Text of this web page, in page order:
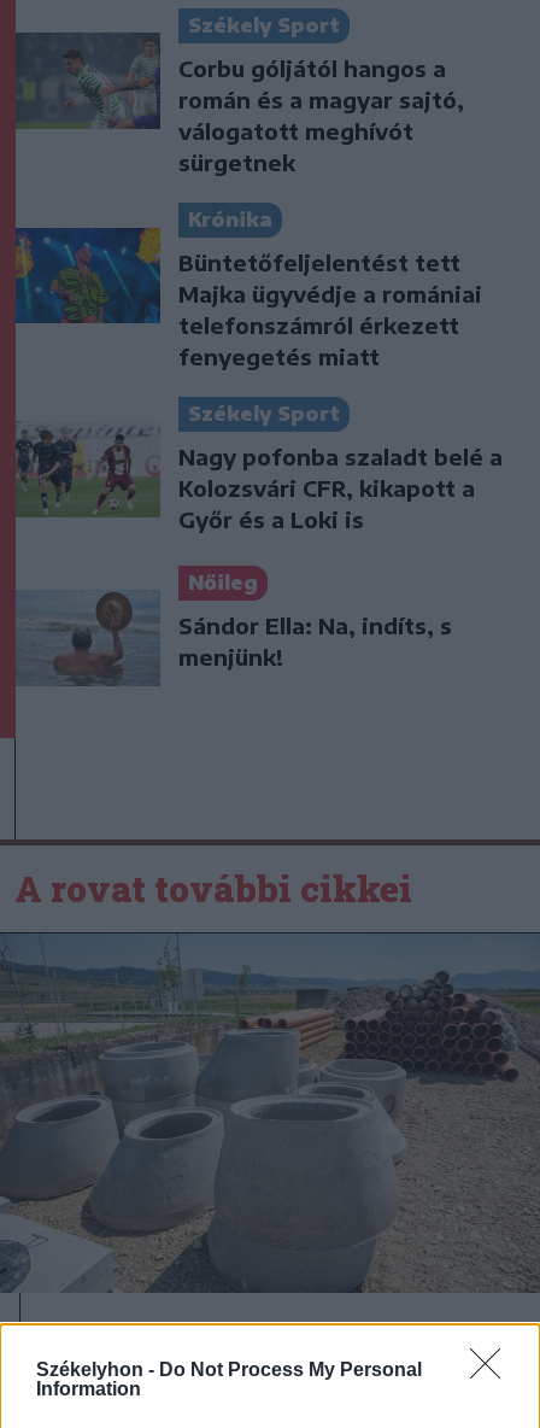
Székelyhon - Do Not Process My Personal
Information
Székely Sport
Corbu góljától hangos a
román és a magyar sajtó,
válogatott meghívót
sürgetnek
Krónika
Büntetőfeljelentést tett
Majka ügyvédje a romániai
telefonszámról érkezett
fenyegetés miatt
Székely Sport
Nagy pofonba szaladt belé a
Kolozsvári CFR, kikapott a
Győr és a Loki is
Nőileg
Sándor Ella: Na, indíts, s
menjünk!
A rovat további cikkei
Két csíki községben is elkezdték a